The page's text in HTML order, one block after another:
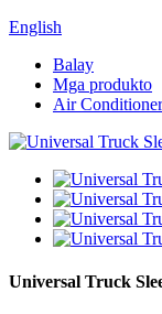
English
Balay
Mga produkto
Air Conditioner
Universal Truck